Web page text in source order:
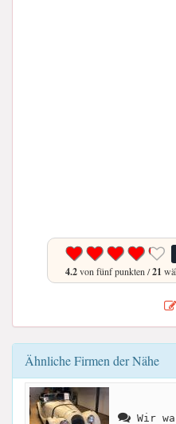
4.2von fünf punkten /21
Ähnliche Firmen der Nähe
Wir